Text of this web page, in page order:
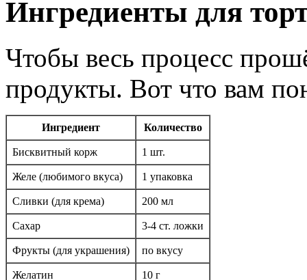
Ингредиенты для
Чтобы весь процесс
продукты. Вот что вам
Ингредиент Количество
Бисквитный корж 1 шт.
Желе (любимого вкуса) 1 упаковка
Сливки (для крема) 200 мл
Сахар 3-4 ст. ложки
Фрукты (для украшения) по вкусу
Желатин 10 г